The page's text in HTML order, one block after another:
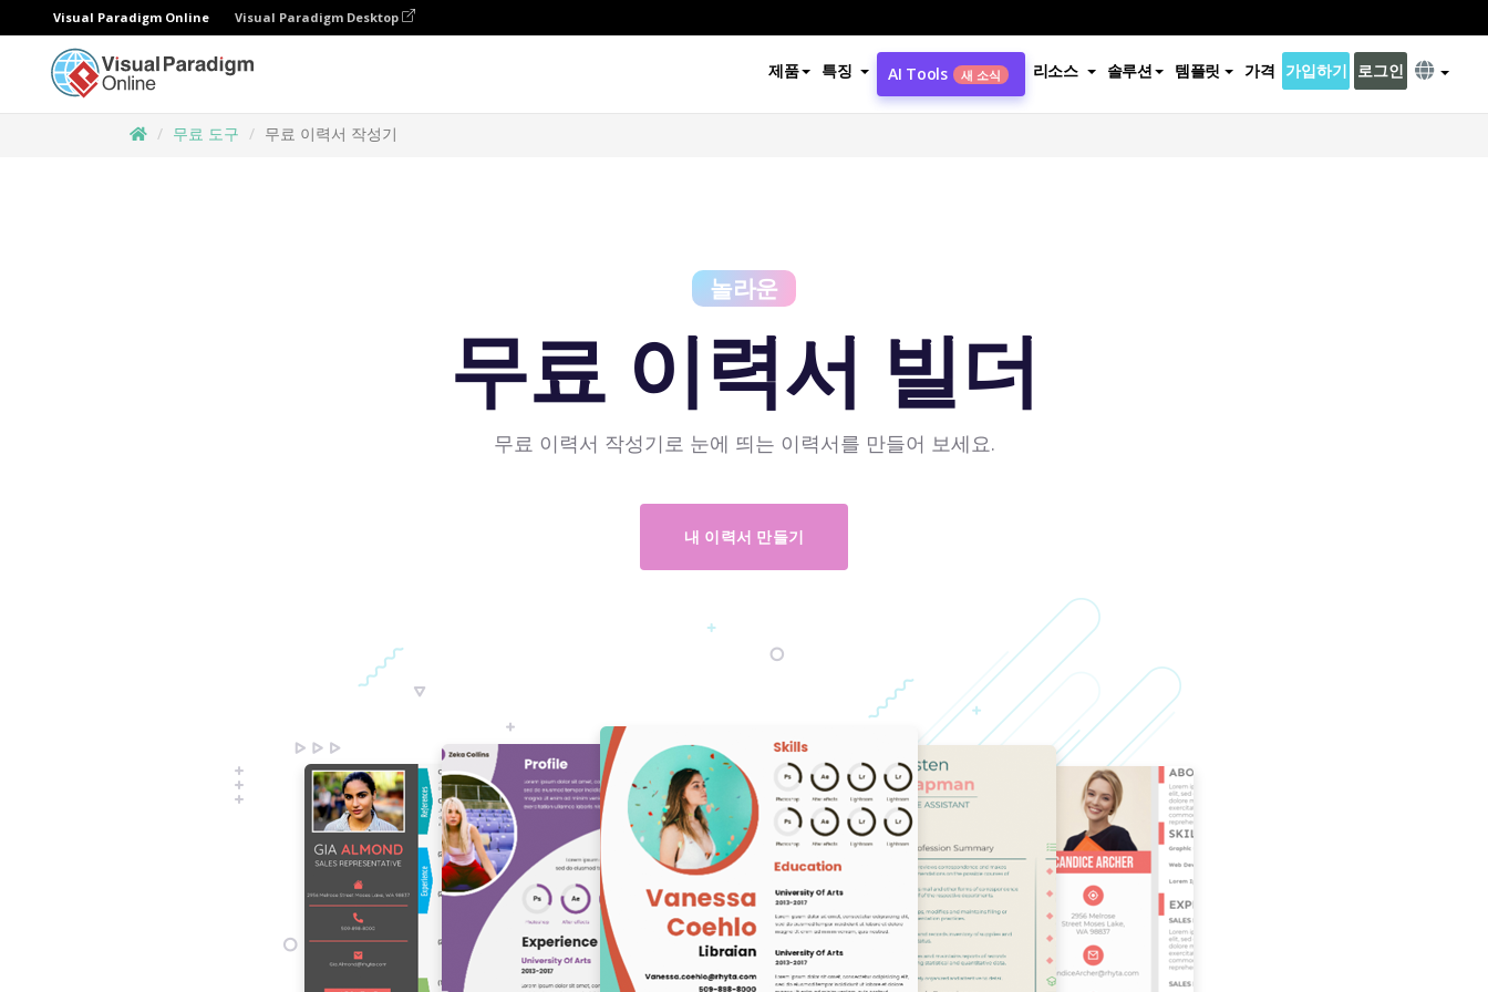
Visual Paradigm Online Visual Paradigm Desktop
제품 특징 AI Tools 새 소식 리소스 솔루션 템플릿 가격 가입하기 로그인
무료 도구 무료 이력서 작성기
놀라운
무료 이력서 빌더
무료 이력서 작성기로 눈에 띄는 이력서를 만들어 보세요.
내 이력서 만들기